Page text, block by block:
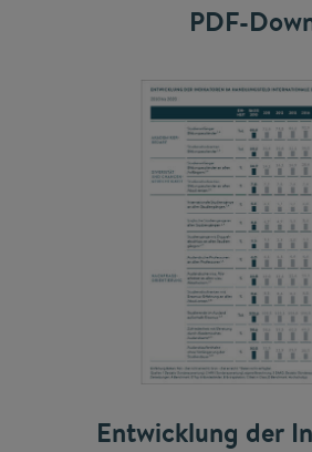
PDF-
Entwicklung der